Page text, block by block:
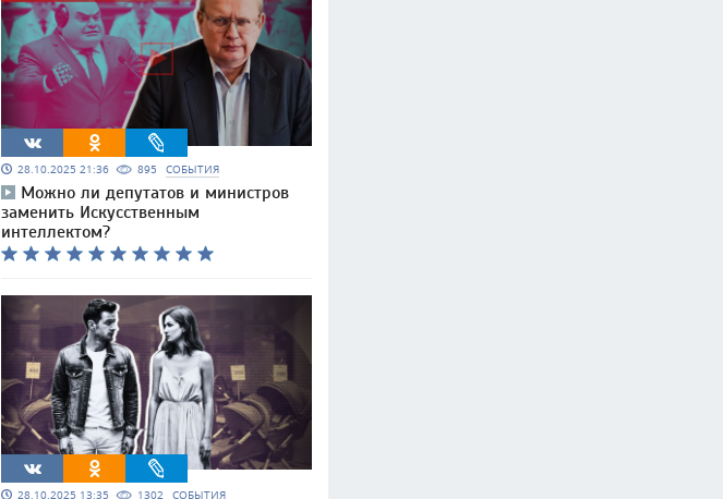
28.10.2025 21:36 895 СОБЫТИЯ
Можно ли депутатов и министров
заменить Искусственным
интеллектом?
28.10.2025 13:35 1302 СОБЫТИЯ